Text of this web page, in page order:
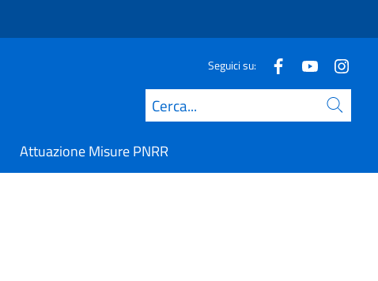
Seguici su:
Cerca
Attuazione Misure PNRR